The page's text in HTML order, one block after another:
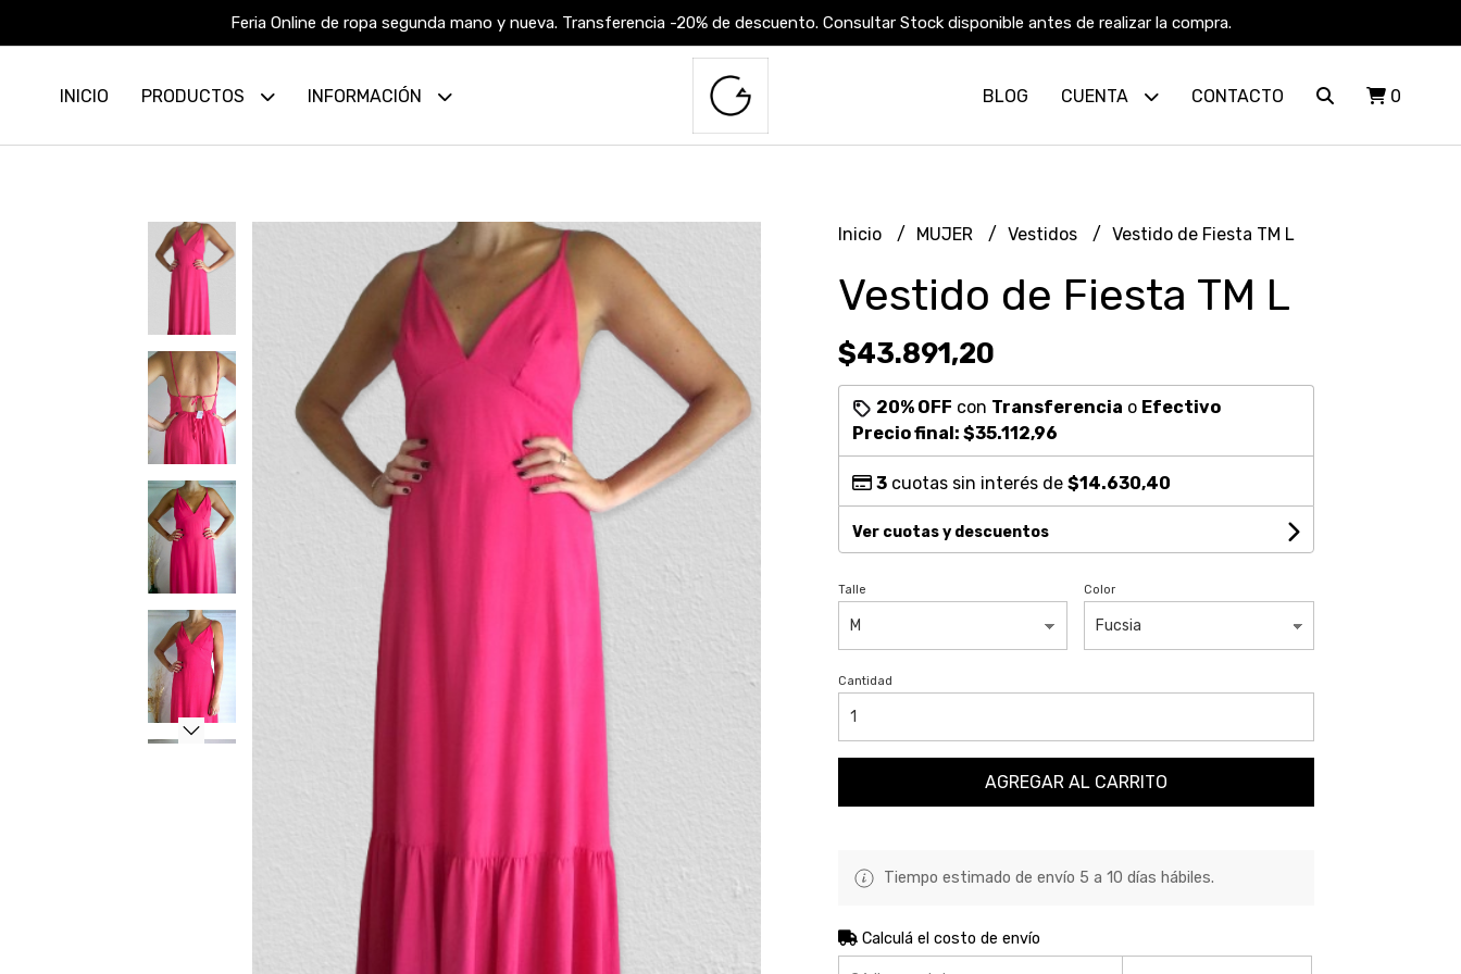
Feria Online de ropa segunda mano y nueva. Transferencia -20% de descuento. Consultar Stock disponible antes de realizar la compra.
INICIO PRODUCTOS INFORMACIÓN BLOG CUENTA CONTACTO 0
Inicio MUJER Vestidos Vestido de Fiesta TM L
Vestido de Fiesta TM L
$43.891,20
20% OFF con Transferencia o Efectivo
Precio final: $35.112,96
3cuotas sin interés de $14.630,40
Ver cuotas y descuentos
Talle Color
Cantidad
AGREGAR AL CARRITO
Tiempo estimado de envío 5 a 10 días hábiles.
Calculá el costo de envío